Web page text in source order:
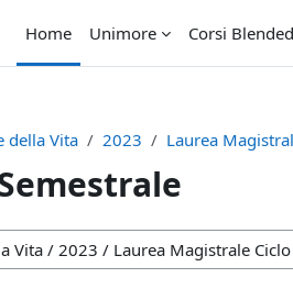
Home
Unimore Corsi Blended
della Vita 2023 Laurea